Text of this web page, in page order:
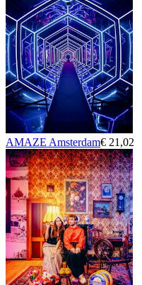
AMAZE Amsterdam€ 21,02